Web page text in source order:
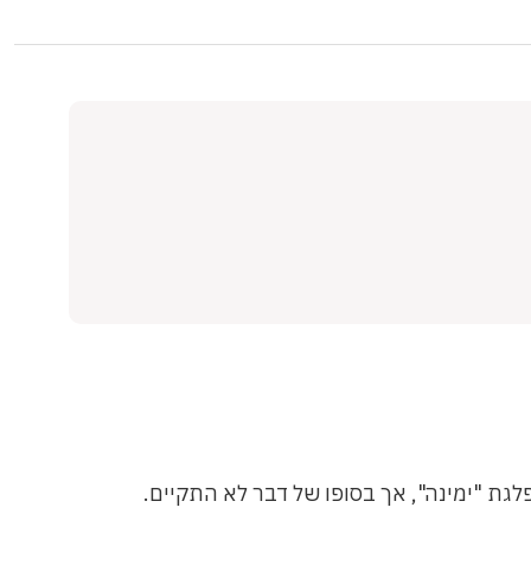
"ימינה", אך בסופו של דבר לא התקיים.